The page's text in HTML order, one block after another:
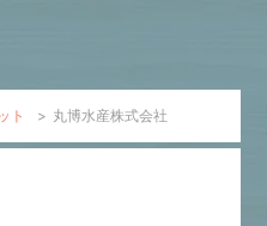
ト > 丸博水産株式会社